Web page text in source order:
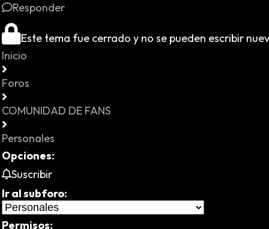
Responder
Este tema fue cerrado y no se pueden escribir
Inicio
Foros
COMUNIDAD DE FANS
Personales
Opciones:
Suscribir
Ir al subforo:
Permisos: